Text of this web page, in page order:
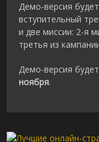
Демо-версия
вступительный
и две миссии: 2-я
третья из
Демо-версия
ноября.